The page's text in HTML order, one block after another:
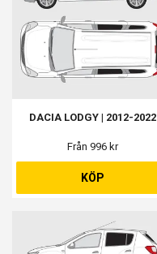
DACIA LODGY | 2012-2022
Från 996 kr
KÖP